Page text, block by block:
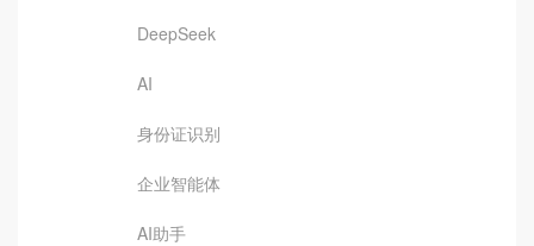
DeepSeek
AI
身份证识别
企业智能体
AI助手